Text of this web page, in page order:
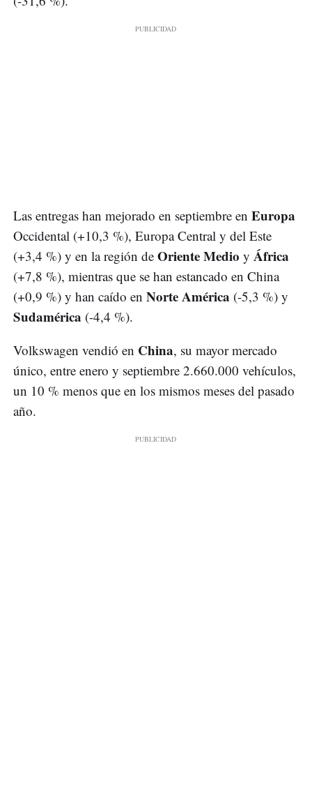
Las entregas han mejorado en septiembre en Europa
Occidental (+10,3 %), Europa Central y del Este
(+3,4 %) y en la región de Oriente Medio y África
(+7,8 %), mientras que se han estancado en China
(+0,9 %) y han caído en Norte América (-5,3 %) y
Sudamérica (-4,4 %).
Volkswagen vendió en China, su mayor mercado
único, entre enero y septiembre 2.660.000 vehículos,
un 10 % menos que en los mismos meses del pasado
año.